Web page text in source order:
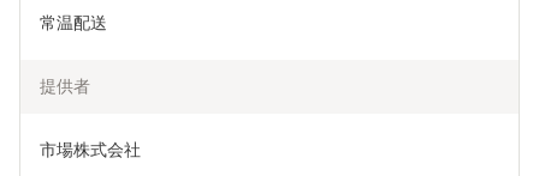
常温配送
提供者
市場株式会社